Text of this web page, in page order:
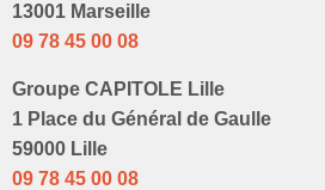
13001 Marseille
09 78 45 00 08
Groupe CAPITOLE Lille
1 Place du Général de Gaulle
59000 Lille
09 78 45 00 08